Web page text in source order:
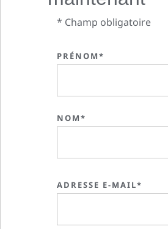
* Champ obligatoire
PRÉNOM*
NOM*
ADRESSE E-MAIL*